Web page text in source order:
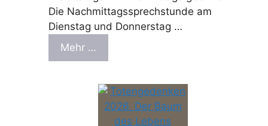
Die Nachmittagssprechstunde am
Dienstag und Donnerstag …
Mehr …